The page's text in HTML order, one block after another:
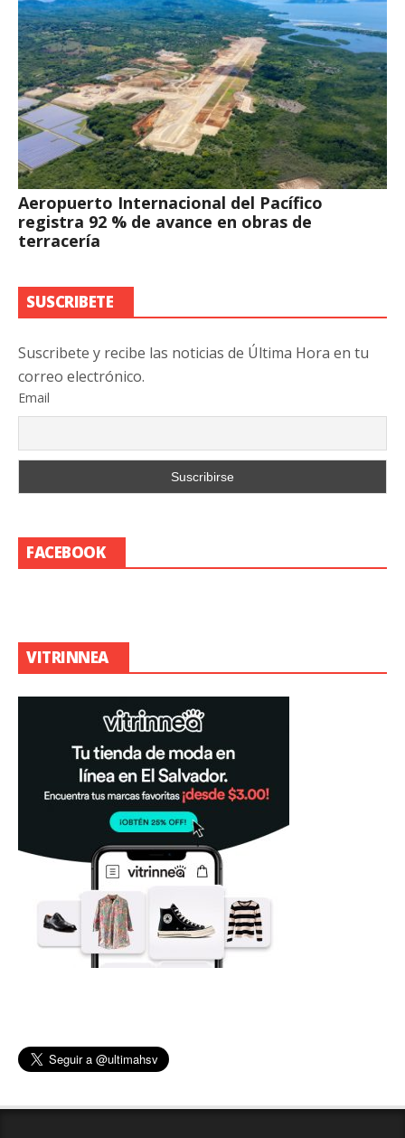
Aeropuerto Internacional del Pacífico
registra 92 % de avance en obras de
terracería
SUSCRIBETE
Suscribete y recibe las noticias de Última Hora en tu
correo electrónico.
Email
FACEBOOK
VITRINNEA